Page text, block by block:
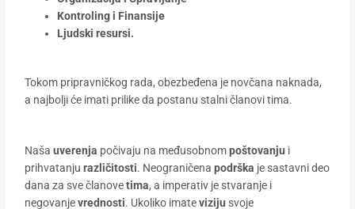
Kontroling i Finansije
Ljudski resursi.
Tokom pripravničkog rada, obezbeđena je novčana naknada,
a najbolji će imati prilike da postanu stalni članovi tima.
Našauverenja počivaju na međusobnompoštovanju i
prihvatanjurazličitosti. Neograničenapodrška je sastavni deo
dana za sve članovetima, a imperativ je stvaranje i
negovanjevrednosti. Ukoliko imateviziju svoje